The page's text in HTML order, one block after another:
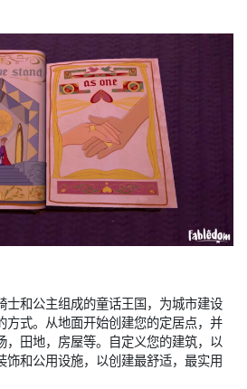
士和公主组成的童话王国，为城市建设
方式。从地面开始创建您的定居点，并
，田地，房屋等。自定义您的建筑，以
饰和公用设施，以创建最舒适，最实用